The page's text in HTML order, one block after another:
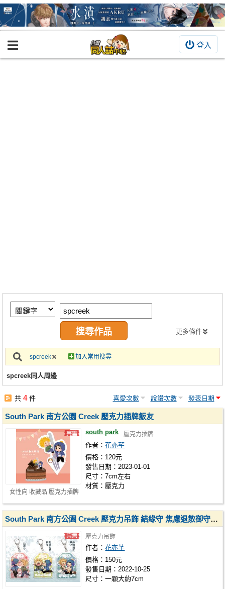
登入
BOOKY書集倉庫
繪圖藝廊
交流中心
攤位轉讓區
會員功能選單
註冊會員
更多條件
spcreek 加入常用搜尋
spcreek同人周邊
共4件 喜愛次數 說讚次數 發表日期
女性向 收藏品 壓克力插牌
South Park 南方公園 Creek 壓克力插牌飯友
south park 壓克力插牌
作者：花亦芊
價格：120元
發售日期：2023-01-01
尺寸：7cm左右
材質：壓克力
South Park 南方公園 Creek 壓克力吊飾 結緣守 焦慮退散御守 動物親近御守
壓克力吊飾
作者：花亦芊
價格：150元
發售日期：2022-10-25
尺寸：一顆大約7cm